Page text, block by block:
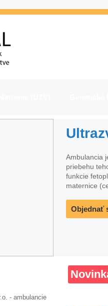
Ambulancia
priebehu
funkcie
maternice
Objednať
- ambulancie